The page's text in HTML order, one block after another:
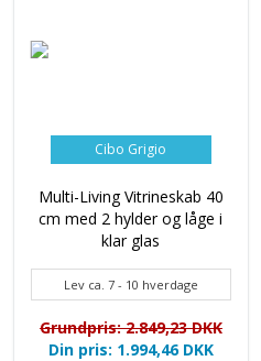
Cibo Grigio
Multi-Living Vitrineskab 40
cm med 2 hylder og låge i
klar glas
Lev ca. 7 - 10 hverdage
Grundpris: 2.849,23 DKK
Din pris: 1.994,46 DKK